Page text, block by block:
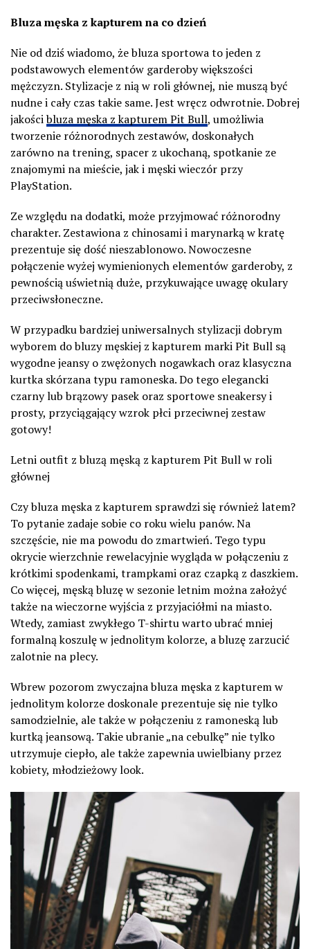
Bluza męska z kapturem na co dzień
Nie od dziś wiadomo, że bluza sportowa to jeden z
podstawowych elementów garderoby większości
mężczyzn. Stylizacje z nią w roli głównej, nie muszą być
nudne i cały czas takie same. Jest wręcz odwrotnie. Dobrej
jakościbluza męska z kapturem Pit Bull, umożliwia
tworzenie różnorodnych zestawów, doskonałych
zarówno na trening, spacer z ukochaną, spotkanie ze
znajomymi na mieście, jak i męski wieczór przy
PlayStation.
Ze względu na dodatki, może przyjmować różnorodny
charakter. Zestawiona z chinosami i marynarką w kratę
prezentuje się dość nieszablonowo. Nowoczesne
połączenie wyżej wymienionych elementów garderoby, z
pewnością uświetnią duże, przykuwające uwagę okulary
przeciwsłoneczne.
W przypadku bardziej uniwersalnych stylizacji dobrym
wyborem do bluzy męskiej z kapturem marki Pit Bull są
wygodne jeansy o zwężonych nogawkach oraz klasyczna
kurtka skórzana typu ramoneska. Do tego elegancki
czarny lub brązowy pasek oraz sportowe sneakersy i
prosty, przyciągający wzrok płci przeciwnej zestaw
gotowy!
Letni outfit z bluzą męską z kapturem Pit Bull w roli
głównej
Czy bluza męska z kapturem sprawdzi się również latem?
To pytanie zadaje sobie co roku wielu panów. Na
szczęście, nie ma powodu do zmartwień. Tego typu
okrycie wierzchnie rewelacyjnie wygląda w połączeniu z
krótkimi spodenkami, trampkami oraz czapką z daszkiem.
Co więcej, męską bluzę w sezonie letnim można założyć
także na wieczorne wyjścia z przyjaciółmi na miasto.
Wtedy, zamiast zwykłego T-shirtu warto ubrać mniej
formalną koszulę w jednolitym kolorze, a bluzę zarzucić
zalotnie na plecy.
Wbrew pozorom zwyczajna bluza męska z kapturem w
jednolitym kolorze doskonale prezentuje się nie tylko
samodzielnie, ale także w połączeniu z ramoneską lub
kurtką jeansową. Takie ubranie „na cebulkę” nie tylko
utrzymuje ciepło, ale także zapewnia uwielbiany przez
kobiety, młodzieżowy look.